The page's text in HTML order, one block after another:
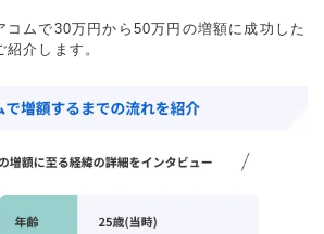
コムで30万円から50万円の増額に成功した
介します。